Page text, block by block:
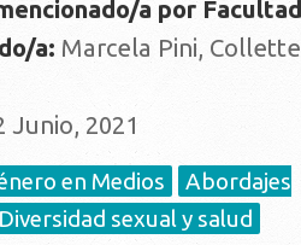
a por
a: Marcela Pini,
Junio, 2021
en Medios
Abordajes
Diversidad sexual y salud